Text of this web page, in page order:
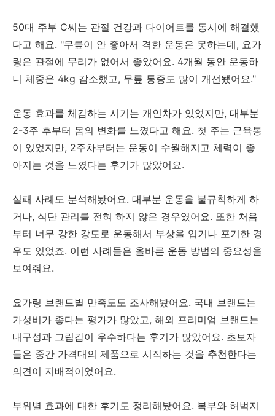
50대 주부 C씨는 관절 건강과 다이어트를 동시에 해결했
다고 해요. "무릎이 안 좋아서 격한 운동은 못하는데, 요가
링은 관절에 무리가 없어서 좋았어요. 4개월 동안 운동하
니 체중은 4kg 감소했고, 무릎 통증도 많이 개선됐어요."
운동 효과를 체감하는 시기는 개인차가 있었지만, 대부분
2-3주 후부터 몸의 변화를 느꼈다고 해요. 첫 주는 근육통
이 있었지만, 2주차부터는 운동이 수월해지고 체력이 좋
아지는 것을 느꼈다는 후기가 많았어요.
실패 사례도 분석해봤어요. 대부분 운동을 불규칙하게 하
거나, 식단 관리를 전혀 하지 않은 경우였어요. 또한 처음
부터 너무 강한 강도로 운동해서 부상을 입거나 포기한 경
우도 있었죠. 이런 사례들은 올바른 운동 방법의 중요성을
보여줘요.
요가링 브랜드별 만족도도 조사해봤어요. 국내 브랜드는
가성비가 좋다는 평가가 많았고, 해외 프리미엄 브랜드는
내구성과 그립감이 우수하다는 후기가 많았어요. 초보자
들은 중간 가격대의 제품으로 시작하는 것을 추천한다는
의견이 지배적이었어요.
부위별 효과에 대한 후기도 정리해봤어요. 복부와 허벅지